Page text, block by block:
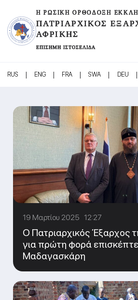
Η ΡΩΣΙΚΉ ΟΡΘΌΔΟΞΗ
ΠΑΤΡΙΑΡΧΙΚΌΣ
ΑΦΡΙΚΉΣ
ΕΠΊΣΗΜΗ ΙΣΤΟΣΕΛΊΔΑ
RUS | ENG | FRA | SWA | DEU |
19 Μαρτίου 2025 12:27
Ο Πατριαρχικός Έξαρχος
για πρώτη φορά
Μαδαγασκάρη